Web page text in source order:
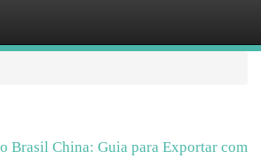
Brasil China: Guia para Exportar com